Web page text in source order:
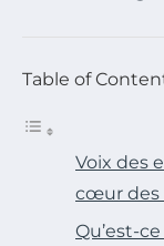
Table of
Voix des
cœur des
Qu’est-